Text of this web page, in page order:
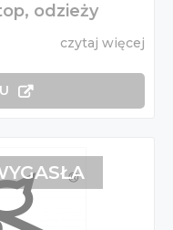
odzieży
czytaj więcej